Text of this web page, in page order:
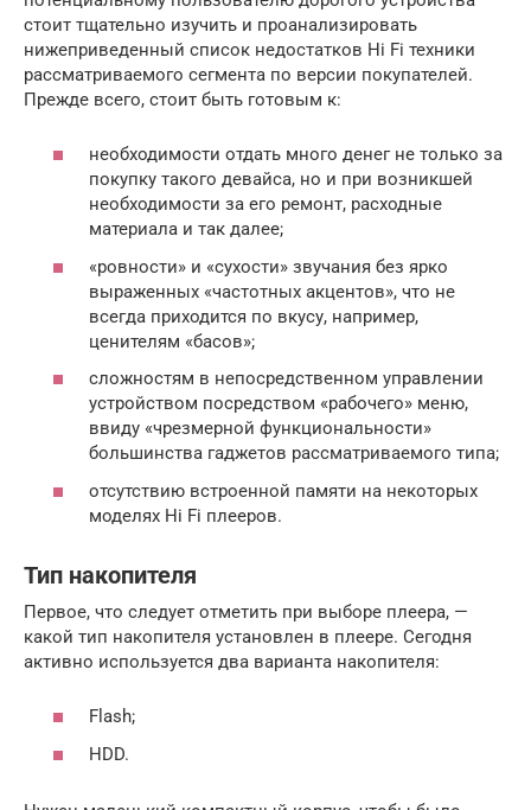
стоит тщательно изучить и проанализировать
нижеприведенный список недостатков Hi Fi техники
рассматриваемого сегмента по версии покупателей.
Прежде всего, стоит быть готовым к:
необходимости отдать много денег не только за
покупку такого девайса, но и при возникшей
необходимости за его ремонт, расходные
материала и так далее;
«ровности» и «сухости» звучания без ярко
выраженных «частотных акцентов», что не
всегда приходится по вкусу, например,
ценителям «басов»;
сложностям в непосредственном управлении
устройством посредством «рабочего» меню,
ввиду «чрезмерной функциональности»
большинства гаджетов рассматриваемого типа;
отсутствию встроенной памяти на некоторых
моделях Hi Fi плееров.
Тип накопителя
Первое, что следует отметить при выборе плеера, —
какой тип накопителя установлен в плеере. Сегодня
активно используется два варианта накопителя:
Flash;
HDD.